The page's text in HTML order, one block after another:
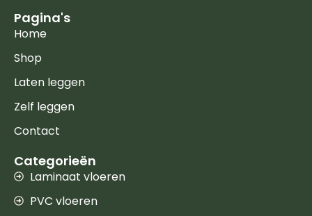
Pagina's
Home
Shop
Laten leggen
Zelf leggen
Contact
Categorieën
Laminaat vloeren
PVC vloeren